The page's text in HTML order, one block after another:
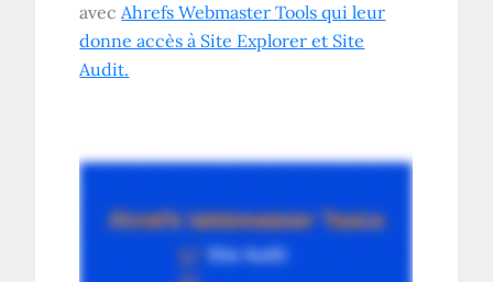
avecAhrefs Webmaster Tools qui leur
donne accès à Site Explorer et Site
Audit.